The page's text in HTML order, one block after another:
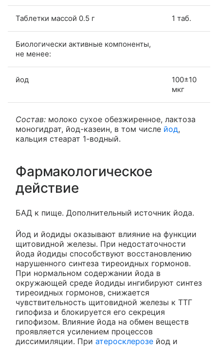
Таблетки массой 0.5 г 1 таб.
Биологически активные компоненты,
не менее:
йод
100±10
мкг
Состав: молоко сухое обезжиренное, лактоза
моногидрат, йод-казеин, в том числе йод,
кальция стеарат 1-водный.
Фармакологическое
действие
БАД к пище. Дополнительный источник йода.
Йод и йодиды оказывают влияние на функции
щитовидной железы. При недостаточности
йода йодиды способствуют восстановлению
нарушенного синтеза тиреоидных гормонов.
При нормальном содержании йода в
окружающей среде йодиды ингибируют синтез
тиреоидных гормонов, снижается
чувствительность щитовидной железы к ТТГ
гипофиза и блокируется его секреция
гипофизом. Влияние йода на обмен веществ
проявляется усилением процессов
диссимиляции. При атеросклерозе йод и